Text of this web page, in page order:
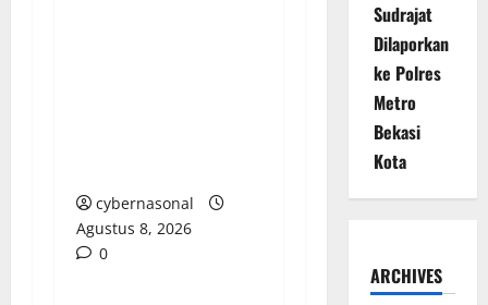
cybernasonal
Agustus 8, 2026
0
Sudrajat
Dilaporkan
ke Polres
Metro
Bekasi
Kota
ARCHIVES